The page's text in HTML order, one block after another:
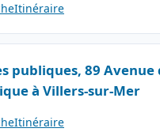
Itinéraire
publiques, 89 Avenue
à Villers-sur-Mer
Itinéraire